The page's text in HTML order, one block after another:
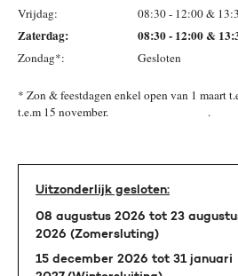
Vrijdag:
08:30 - 12:00 &
Zaterdag: 08:30 - 12:00 &
Zondag*: Gesloten
* Zon & feestdagen enkel open van 1 maart
t.e.m 15
Uitzonderlijk gesloten:
08 augustus 2026 tot 23
2026 (Zomersluting)
15 december 2026 tot 31 januari